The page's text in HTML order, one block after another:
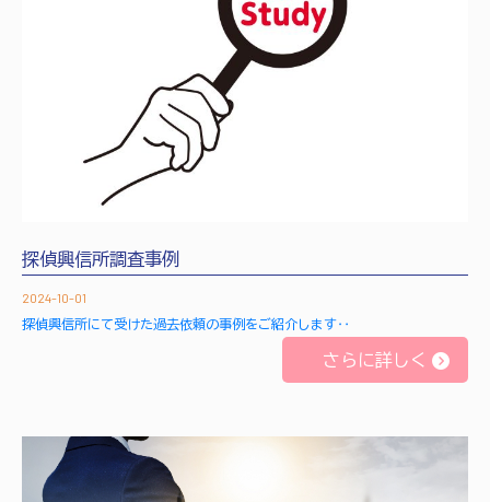
探偵興信所調査事例
2024-10-01
探偵興信所にて受けた過去依頼の事例をご紹介します‥
さらに詳しく